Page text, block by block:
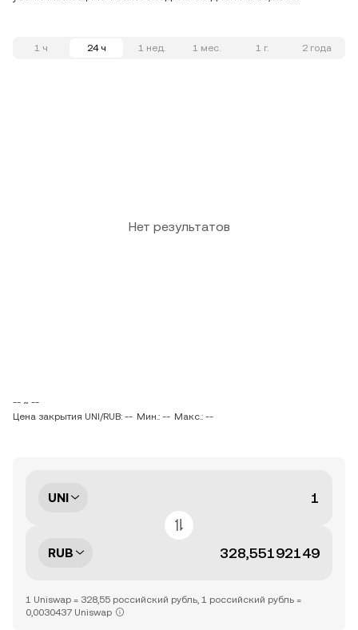
1 ч 24 ч 1 нед. 1 мес. 1 г. 2 года
Нет результатов
-- ~ --
Цена закрытия UNI/RUB: -- Мин.: -- Макс.: --
UNI
RUB
1 Uniswap = 328,55 российский рубль, 1 российский рубль =
0,0030437 Uniswap